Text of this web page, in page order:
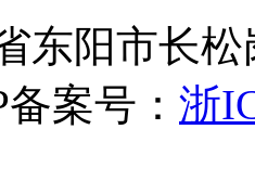
东阳市长
案号： 浙